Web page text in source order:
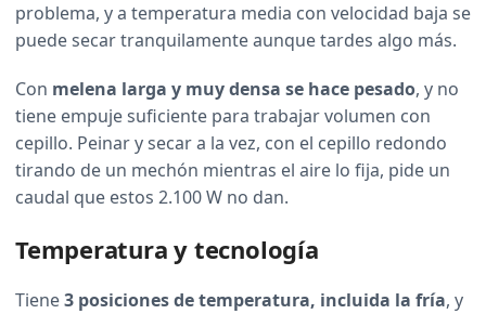
problema, y a temperatura media con velocidad baja se
puede secar tranquilamente aunque tardes algo más.
Con melena larga y muy densa se hace pesado, y no
tiene empuje suficiente para trabajar volumen con
cepillo. Peinar y secar a la vez, con el cepillo redondo
tirando de un mechón mientras el aire lo fija, pide un
caudal que estos 2.100 W no dan.
Temperatura y tecnología
Tiene3 posiciones de temperatura, incluida la fría, y